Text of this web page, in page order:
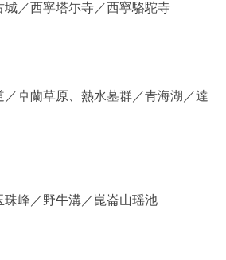
／西寧塔尓寺／西寧駱駝寺
卓蘭草原、熱水墓群／青海湖／達
珠峰／野牛溝／崑崙山瑶池